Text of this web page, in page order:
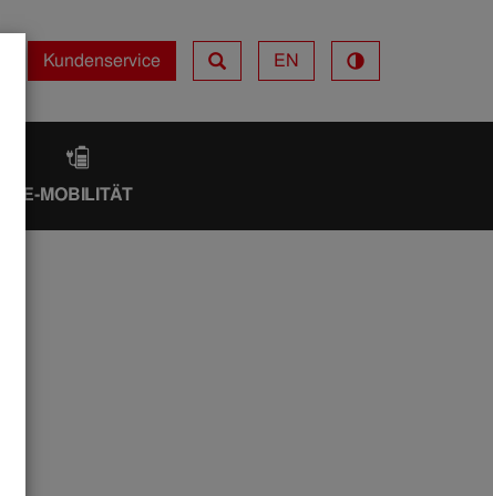
Kundenservice EN
E-MOBILITÄT